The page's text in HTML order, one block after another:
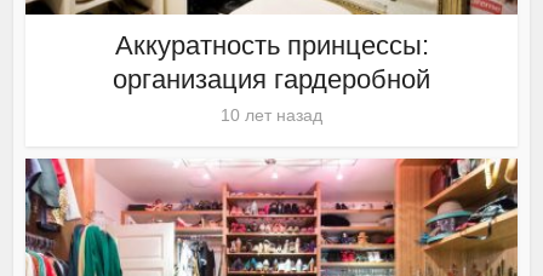
Аккуратность принцессы:
организация гардеробной
10 лет назад